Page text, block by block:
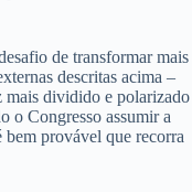
de transformar mais
descritas acima –
mais dividido e polarizado
o Congresso assumir a
provável que recorra